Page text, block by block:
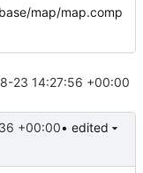
map/map.comp
23 14:27:56 +00:00
+00:00• edited